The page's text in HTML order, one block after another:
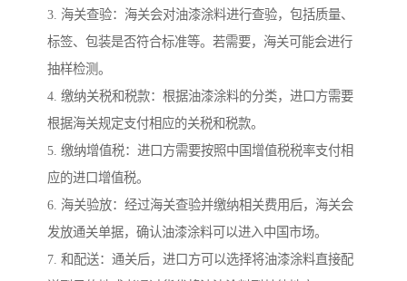
3. 海关查验：海关会对油漆涂料进行查验，包括质量、
标签、包装是否符合标准等。若需要，海关可能会进行
抽样检测。
4. 缴纳关税和税款：根据油漆涂料的分类，进口方需要
根据海关规定支付相应的关税和税款。
5. 缴纳增值税：进口方需要按照中国增值税税率支付相
应的进口增值税。
6. 海关验放：经过海关查验并缴纳相关费用后，海关会
发放通关单据，确认油漆涂料可以进入中国市场。
7. 和配送：通关后，进口方可以选择将油漆涂料直接配